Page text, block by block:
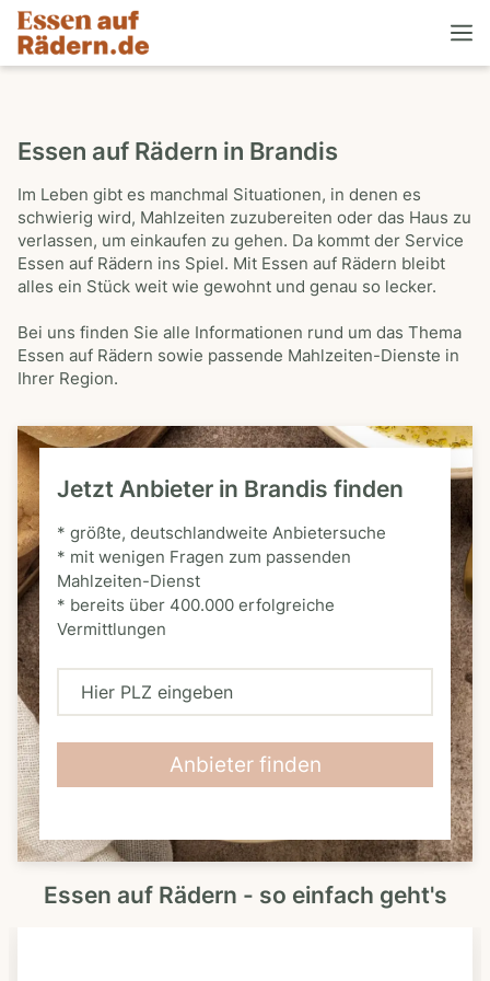
Essen auf Rädern in Brandis
Im Leben gibt es manchmal Situationen, in denen es
schwierig wird, Mahlzeiten zuzubereiten oder das Haus zu
verlassen, um einkaufen zu gehen. Da kommt der Service
Essen auf Rädern ins Spiel. Mit Essen auf Rädern bleibt
alles ein Stück weit wie gewohnt und genau so lecker.
Bei uns finden Sie alle Informationen rund um das Thema
Essen auf Rädern sowie passende Mahlzeiten-Dienste in
Ihrer Region.
Jetzt Anbieter in Brandis finden
* größte, deutschlandweite Anbietersuche
* mit wenigen Fragen zum passenden
Mahlzeiten-Dienst
* bereits über 400.000 erfolgreiche
Vermittlungen
H
L
Z
Anbieter finden
Essen auf Rädern - so einfach geht's